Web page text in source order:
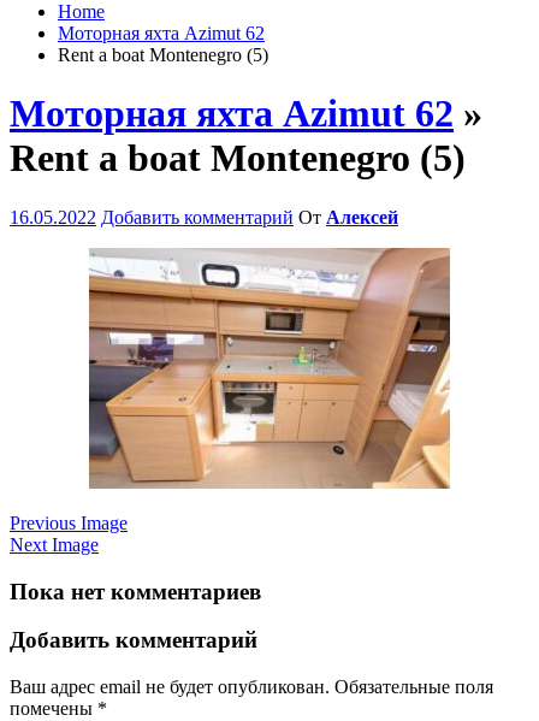
Home
Моторная яхта Azimut 62
Rent a boat Montenegro (5)
Моторная яхта Azimut 62 »
Rent a boat Montenegro (5)
16.05.2022 Добавить комментарий От Алексей
Previous Image
Next Image
Пока нет комментариев
Добавить комментарий
Ваш адрес email не будет опубликован. Обязательные поля
помечены *